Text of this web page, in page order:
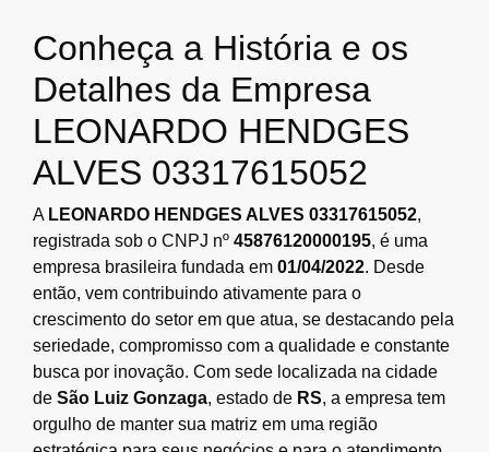
Conheça a História e os
Detalhes da Empresa
LEONARDO HENDGES
ALVES 03317615052
A LEONARDO HENDGES ALVES 03317615052,
registrada sob o CNPJ nº 45876120000195, é uma
empresa brasileira fundada em 01/04/2022. Desde
então, vem contribuindo ativamente para o
crescimento do setor em que atua, se destacando pela
seriedade, compromisso com a qualidade e constante
busca por inovação. Com sede localizada na cidade
de São Luiz Gonzaga, estado de RS, a empresa tem
orgulho de manter sua matriz em uma região